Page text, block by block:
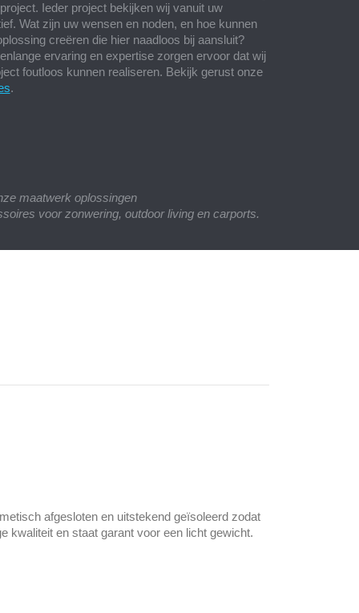
Ieder project bekijken wij vanuit uw
Wat zijn uw wensen en noden, en hoe kunnen
creëren die hier naadloos bij aansluit?
ervaring en expertise zorgen ervoor dat wij
foutloos kunnen realiseren. Bekijk gerust onze
.
maatwerk oplossingen
voor zonwering, outdoor living en carports.
afgesloten en uitstekend geïsoleerd zodat
kwaliteit en staat garant voor een licht gewicht.